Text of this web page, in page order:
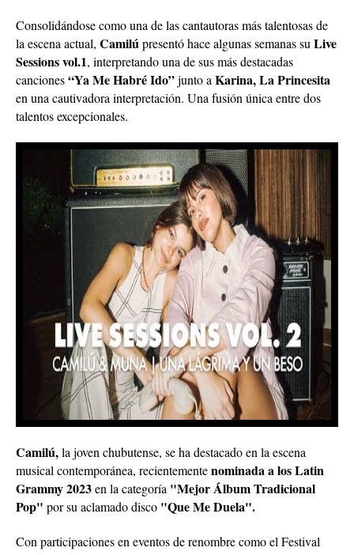
Consolidándose como una de las cantautoras más talentosas de
la escena actual, Camilúpresentó hace algunas semanas su Live
Sessions vol.1, interpretando una de sus más destacadas
canciones“Ya Me Habré Ido”junto a Karina, La Princesita
en una cautivadora interpretación. Una fusión única entre dos
talentos excepcionales.
Camilú,la joven chubutense, se ha destacado en la escena
musical contemporánea, recientementenominada a los Latin
Grammy 2023en la categoría "Mejor Álbum Tradicional
Pop" por su aclamado disco "Que Me Duela".
Con participaciones en eventos de renombre como el Festival